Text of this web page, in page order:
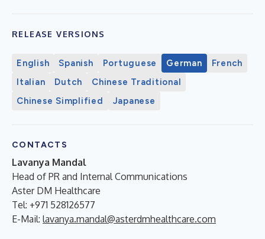
RELEASE VERSIONS
English Spanish Portuguese German
French
Italian
Dutch
Chinese Traditional
Chinese Simplified
Japanese
CONTACTS
Lavanya Mandal
Head of PR and Internal Communications
Aster DM Healthcare
Tel: +971 528126577
E-Mail: lavanya.mandal@asterdmhealthcare.com